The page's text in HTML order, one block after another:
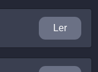
Ler